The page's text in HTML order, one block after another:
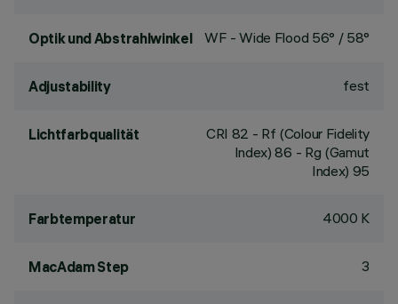
Optik und Abstrahlwinkel WF - Wide Flood 56° / 58°
Adjustability fest
Lichtfarbqualität CRI 82 - Rf (Colour Fidelity
Index) 86 - Rg (Gamut
Index) 95
Farbtemperatur 4000 K
MacAdam Step 3